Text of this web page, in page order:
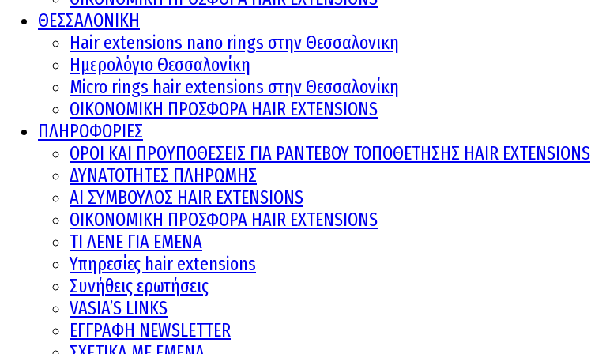
ΘΕΣΣΑΛΟΝΙΚΗ
Hair extensions nano rings στην Θεσσαλονικη
Ημερολόγιο Θεσσαλονίκη
Micro rings hair extensions στην Θεσσαλονίκη
ΟΙΚΟΝΟΜΙΚΗ ΠΡΟΣΦΟΡΑ HAIR EXTENSIONS
ΠΛΗΡΟΦΟΡΙΕΣ
ΟΡΟΙ ΚΑΙ ΠΡOΥΠΟΘΕΣΕΙΣ ΓΙΑ ΡΑΝΤΕΒΟΥ ΤΟΠΟΘΕΤΗΣΗΣ HAIR EXTENSIONS
ΔΥΝΑΤΟΤΗΤΕΣ ΠΛΗΡΩΜΗΣ
AI ΣΥΜΒΟΥΛΟΣ HAIR EXTENSIONS
ΟΙΚΟΝΟΜΙΚΗ ΠΡΟΣΦΟΡΑ HAIR EXTENSIONS
ΤΙ ΛΕΝΕ ΓΙΑ ΕΜΕΝΑ
Υπηρεσίες hair extensions
Συνήθεις ερωτήσεις
VASIA’S LINKS
ΕΓΓΡΑΦΗ NEWSLETTER